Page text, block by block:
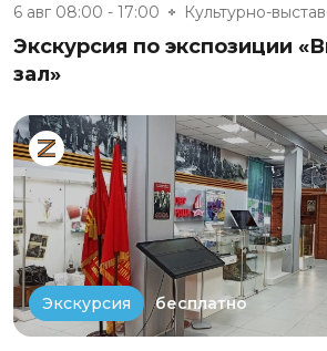
6 авг 08:00 - 17:00 Культурно-
Экскурсия по экспозиции
зал»
Экскурсия бесплатно